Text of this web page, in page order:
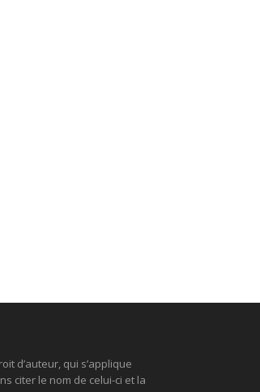
d’auteur, qui s’applique
citer le nom de celui-ci et la